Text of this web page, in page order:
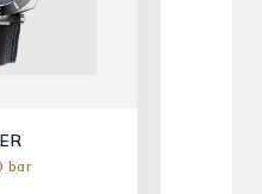
bar